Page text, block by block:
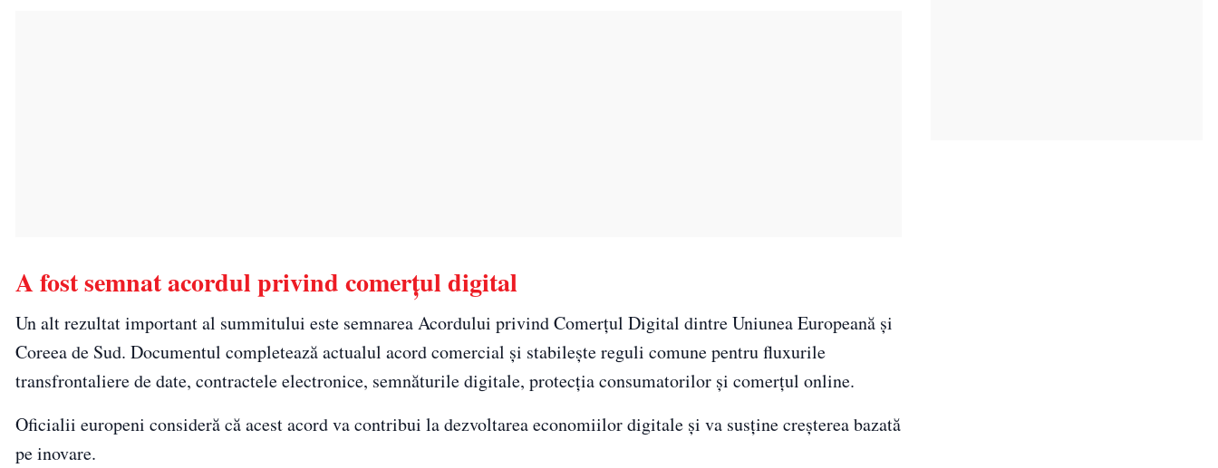
A fost semnat acordul privind comerțul digital
Un alt rezultat important al summitului este semnarea Acordului privind Comerțul Digital dintre Uniunea Europeană și
Coreea de Sud. Documentul completează actualul acord comercial și stabilește reguli comune pentru fluxurile
transfrontaliere de date, contractele electronice, semnăturile digitale, protecția consumatorilor și comerțul online.
Oficialii europeni consideră că acest acord va contribui la dezvoltarea economiilor digitale și va susține creșterea bazată
pe inovare.